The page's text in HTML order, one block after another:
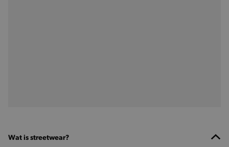
Wat is streetwear?